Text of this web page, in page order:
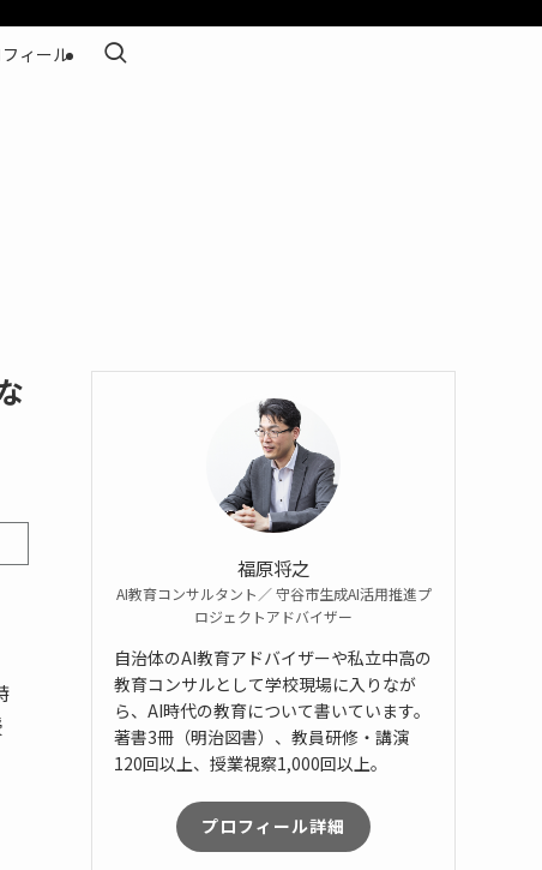
ィール
福原将之
AI教育コンサルタント／ 守谷市生成AI活用推進プ
ロジェクトアドバイザー
自治体のAI教育アドバイザーや私立中高の
教育コンサルとして学校現場に入りなが
ら、AI時代の教育について書いています。
著書3冊（明治図書）、教員研修・講演
120回以上、授業視察1,000回以上。
プロフィール詳細